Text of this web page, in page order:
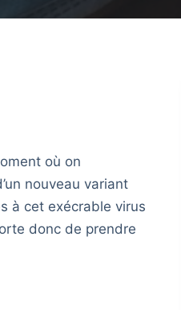
où on
nouveau variant
à cet exécrable virus
donc de prendre